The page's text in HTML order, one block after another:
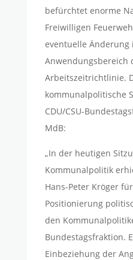
befürchtet enorme
Freiwilligen
eventuelle Änderung
Anwendungsbereich
Arbeitszeitrichtlinie.
kommunalpolitische
CDU/CSU-
MdB:
„In der heutigen
Kommunalpolitik
Hans-Peter Kröger
Positionierung
den
Bundestagsfraktion.
Einbeziehung der